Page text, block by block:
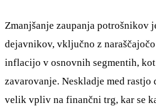
Zmanjšanje zaupanja potrošnikov
dejavnikov, vključno z
inflacijo v osnovnih segmentih,
zavarovanje. Neskladje med
velik vpliv na finančni trg, kar se